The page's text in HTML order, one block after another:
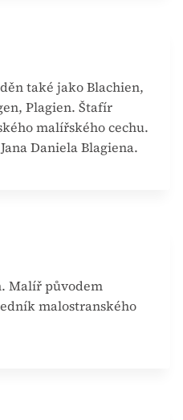
také jako Blachien,
Plagien. Štafír
malířského cechu.
Daniela Blagiena.
Malíř původem
malostranského